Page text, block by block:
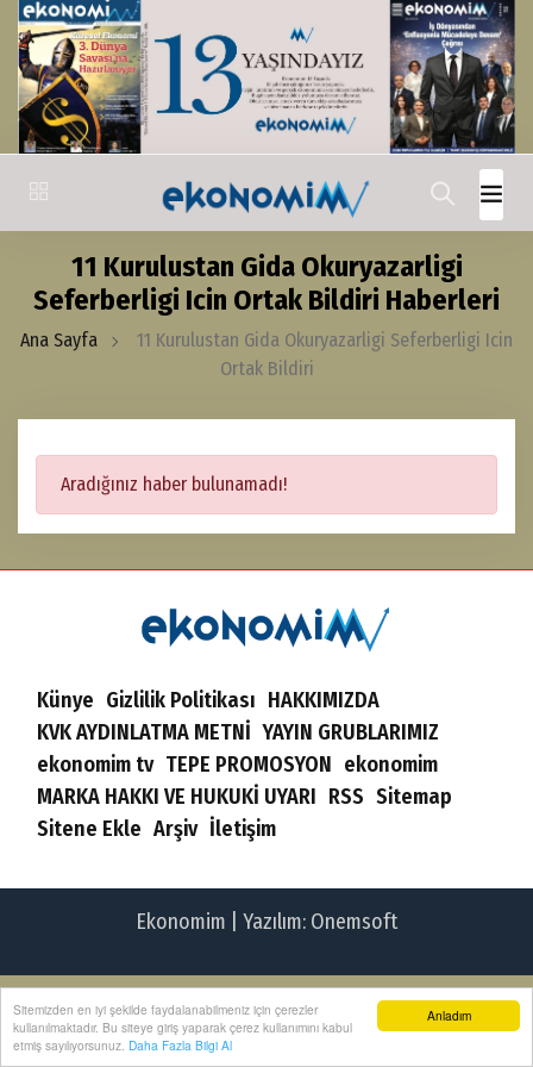
Anladım
Sitemizden en iyi şekilde faydalanabilmeniz için çerezler
kullanılmaktadır. Bu siteye giriş yaparak çerez kullanımını kabul
etmiş sayılıyorsunuz. Daha Fazla Bilgi Al
11 Kurulustan Gida Okuryazarligi
Seferberligi Icin Ortak Bildiri Haberleri
Ana Sayfa
11 Kurulustan Gida Okuryazarligi Seferberligi Icin
Ortak Bildiri
Aradığınız haber bulunamadı!
Künye Gizlilik Politikası HAKKIMIZDA
KVK AYDINLATMA METNİ YAYIN GRUBLARIMIZ
ekonomim tv TEPE PROMOSYON ekonomim
MARKA HAKKI VE HUKUKİ UYARI RSS Sitemap
Sitene Ekle Arşiv İletişim
Ekonomim | Yazılım: Onemsoft